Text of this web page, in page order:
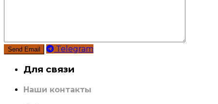
Telegram
Для связи
Наши контакты